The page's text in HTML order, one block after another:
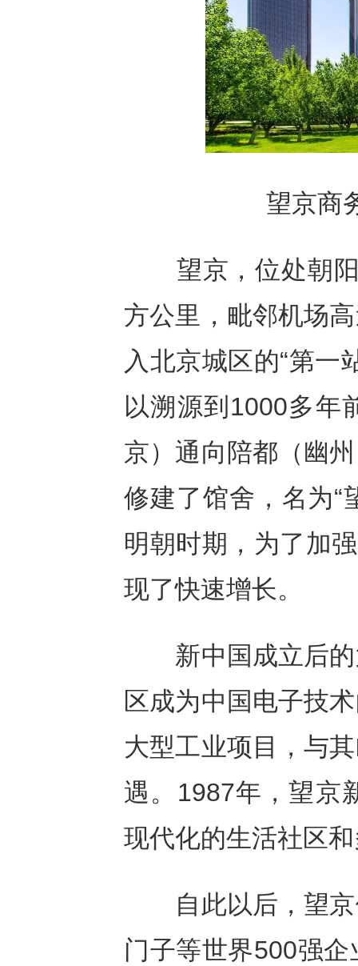
望京商
望京，位处朝阳
方公里，毗邻机场
入北京城区的“第一
以溯源到1000多年
京）通向陪都（幽
修建了馆舍，名为“
明朝时期，为了加
现了快速增长。
新中国成立后的
区成为中国电子技
大型工业项目，与
遇。1987年，望京
现代化的生活社区
自此以后，望京
门子等世界500强